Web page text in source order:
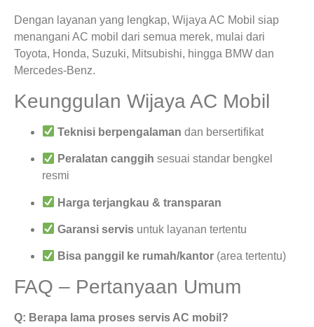
Dengan layanan yang lengkap, Wijaya AC Mobil siap
menangani AC mobil dari semua merek, mulai dari
Toyota, Honda, Suzuki, Mitsubishi, hingga BMW dan
Mercedes-Benz.
Keunggulan Wijaya AC Mobil
Teknisi berpengalaman dan bersertifikat
Peralatan canggih sesuai standar bengkel
resmi
Harga terjangkau & transparan
Garansi servis untuk layanan tertentu
Bisa panggil ke rumah/kantor (area tertentu)
FAQ – Pertanyaan Umum
Q: Berapa lama proses servis AC mobil?